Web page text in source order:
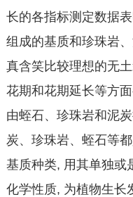
长的各指标测定数据
组成的基质和珍珠岩
真含笑比较理想的无
花期和花期延长等方
由蛭石、珍珠岩和泥
炭、珍珠岩、蛭石等
基质种类, 用其单独或
化学性质, 为植物生长